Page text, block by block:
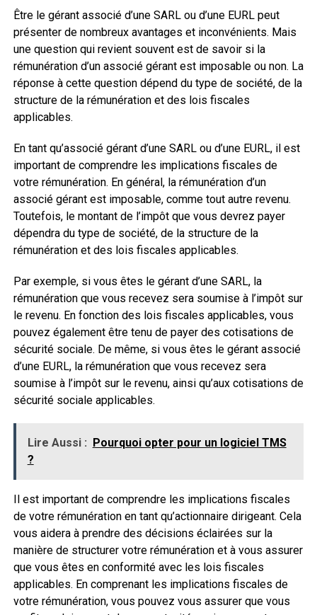
Être le gérant associé d’une SARL ou d’une EURL peut
présenter de nombreux avantages et inconvénients. Mais
une question qui revient souvent est de savoir si la
rémunération d’un associé gérant est imposable ou non. La
réponse à cette question dépend du type de société, de la
structure de la rémunération et des lois fiscales
applicables.
En tant qu’associé gérant d’une SARL ou d’une EURL, il est
important de comprendre les implications fiscales de
votre rémunération. En général, la rémunération d’un
associé gérant est imposable, comme tout autre revenu.
Toutefois, le montant de l’impôt que vous devrez payer
dépendra du type de société, de la structure de la
rémunération et des lois fiscales applicables.
Par exemple, si vous êtes le gérant d’une SARL, la
rémunération que vous recevez sera soumise à l’impôt sur
le revenu. En fonction des lois fiscales applicables, vous
pouvez également être tenu de payer des cotisations de
sécurité sociale. De même, si vous êtes le gérant associé
d’une EURL, la rémunération que vous recevez sera
soumise à l’impôt sur le revenu, ainsi qu’aux cotisations de
sécurité sociale applicables.
Lire Aussi : Pourquoi opter pour un logiciel TMS
?
Il est important de comprendre les implications fiscales
de votre rémunération en tant qu’actionnaire dirigeant. Cela
vous aidera à prendre des décisions éclairées sur la
manière de structurer votre rémunération et à vous assurer
que vous êtes en conformité avec les lois fiscales
applicables. En comprenant les implications fiscales de
votre rémunération, vous pouvez vous assurer que vous